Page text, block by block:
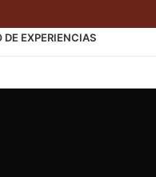
DE EXPERIENCIAS